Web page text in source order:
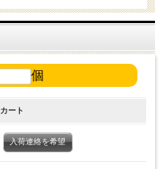
個
カート
入荷連絡を希望